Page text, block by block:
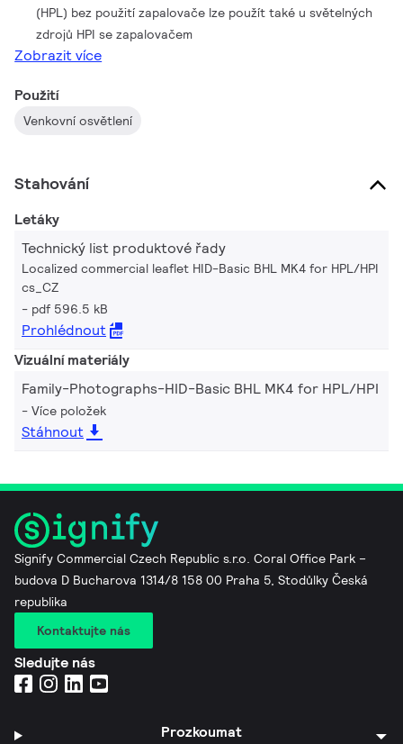
(HPL) bez použití zapalovače lze použít také u světelných
zdrojů HPI se zapalovačem
Zobrazit více
Použití
Venkovní osvětlení
Stahování
Letáky
Technický list produktové řady
Localized commercial leaflet HID-Basic BHL MK4 for HPL/HPI
cs_CZ
pdf 596.5 kB
Prohlédnout
Vizuální materiály
Family-Photographs-HID-Basic BHL MK4 for HPL/HPI
Více položek
Stáhnout
Signify Commercial Czech Republic s.r.o. Coral Office Park –
budova D Bucharova 1314/8 158 00 Praha 5, Stodůlky Česká
republika
Kontaktujte nás
Sledujte nás
Prozkoumat